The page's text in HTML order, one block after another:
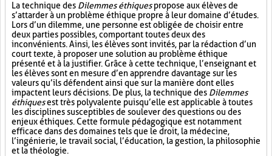
La technique des Dilemmes éthiquespropose aux élèves de
s’attarder à un problème éthique propre à leur domaine d’études.
Lors d’un dilemme, une personne est obligée de choisir entre
deux parties possibles, comportant toutes deux des
inconvénients. Ainsi, les élèves sont invités, par la rédaction d’un
court texte, à proposer une solution au problème éthique
présenté et à la justifier. Grâce à cette technique, l’enseignant et
les élèves sont en mesure d’en apprendre davantage sur les
valeurs qu’ils défendent ainsi que sur la manière dont elles
impactent leurs décisions. De plus, la technique des Dilemmes
éthiquesest très polyvalente puisqu’elle est applicable à toutes
les disciplines susceptibles de soulever des questions ou des
enjeux éthiques. Cette formule pédagogique est notamment
efficace dans des domaines tels que le droit, la médecine,
l’ingénierie, le travail social, l’éducation, la gestion, la philosophie
et la théologie.